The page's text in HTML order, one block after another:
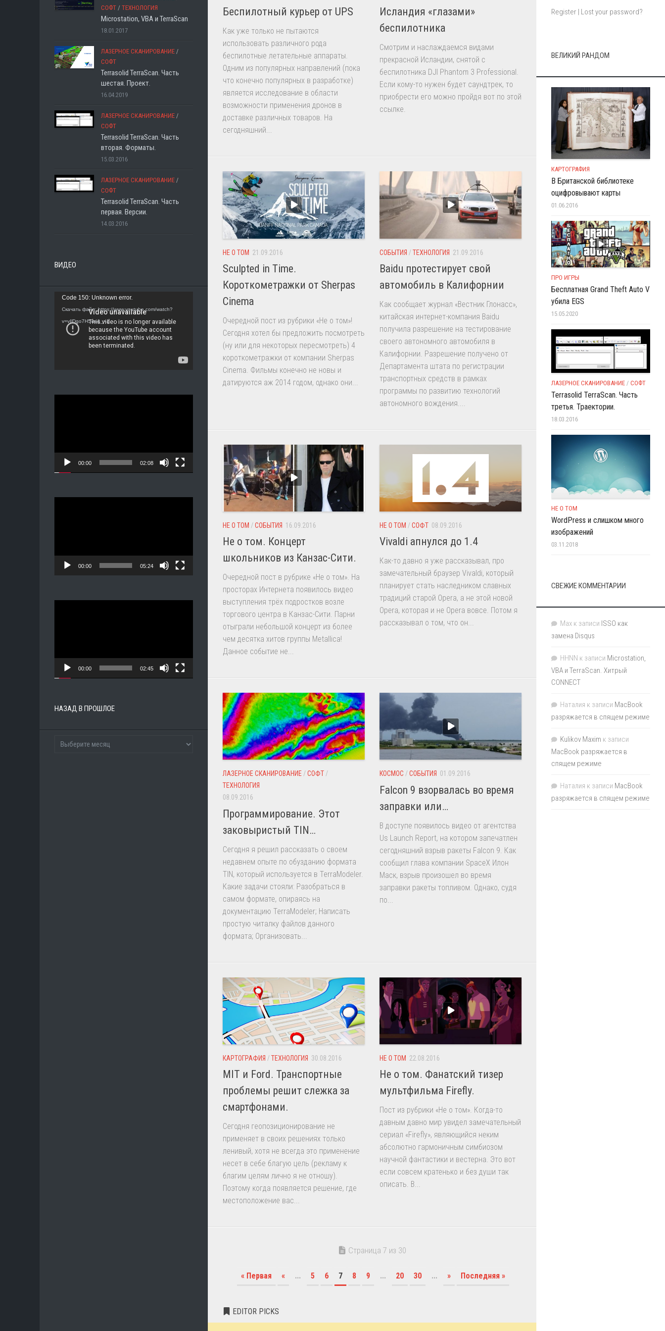
Беспилотный курьер от UPS
Как уже только не пытаются
использовать различного рода
беспилотные летательные аппараты.
Одним из популярных направлений (пока
что конечно популярных в разработке)
является исследование в области
возможности применения дронов в
доставке различных товаров. На
сегодняшний...
Исландия «глазами»
беспилотника
Смотрим и наслаждаемся видами
прекрасной Исландии, снятой с
беспилотника DJI Phantom 3 Professional.
Если кому-то нужен будет саундтрек, то
приобрести его можно пройдя вот по этой
ссылке.
НЕ О ТОМ 21.09.2016
Sculpted in Time.
Короткометражки от Sherpas
Cinema
Очередной пост из рубрики «Не о том»!
Сегодня хотел бы предложить посмотреть
(ну или для некоторых пересмотреть) 4
короткометражки от компании Sherpas
Cinema. Фильмы конечно не новы и
датируются аж 2014 годом, однако они...
СОБЫТИЯ /ТЕХНОЛОГИЯ 21.09.2016
Baidu протестирует свой
автомобиль в Калифорнии
Как сообщает журнал «Вестник Глонасс»,
китайская интернет-компания Baidu
получила разрешение на тестирование
своего автономного автомобиля в
Калифорнии. Разрешение получено от
Департамента штата по регистрации
транспортных средств в рамках
программы по развитию технологий
автономного вождения....
НЕ О ТОМ /СОБЫТИЯ 16.09.2016
Не о том. Концерт
школьников из Канзас-Сити.
Очередной пост в рубрике «Не о том». На
просторах Интернета появилось видео
выступления трёх подростков возле
торгового центра в Канзас-Сити. Парни
отыграли небольшой концерт из более
чем десятка хитов группы Metallica!
Данное событие не...
НЕ О ТОМ /СОФТ 08.09.2016
Vivaldi апнулся до 1.4
Как-то давно я уже рассказывал, про
замечательный браузер Vivaldi, который
планирует стать наследником славных
традиций старой Opera, а не этой новой
Opera, которая и не Opera вовсе. Потом я
рассказывал о том, что он...
ЛАЗЕРНОЕ СКАНИРОВАНИЕ /СОФТ/
ТЕХНОЛОГИЯ
08.09.2016
Программирование. Этот
заковыристый TIN…
Сегодня я решил рассказать о своем
недавнем опыте по обузданию формата
TIN, который используется в TerraModeler.
Какие задачи стояли: Разобраться в
самом формате, опираясь на
документацию TerraModeler; Написать
простую читалку файлов данного
формата; Организовать...
КОСМОС /СОБЫТИЯ 01.09.2016
Falcon 9 взорвалась во время
заправки или…
В доступе появилось видео от агентства
Us Launch Report, на котором запечатлен
сегодняшний взрыв ракеты Falcon 9. Как
сообщил глава компании SpaceX Илон
Маск, взрыв произошел во время
заправки ракеты топливом. Однако, судя
по...
КАРТОГРАФИЯ /ТЕХНОЛОГИЯ 30.08.2016
MIT и Ford. Транспортные
проблемы решит слежка за
смартфонами.
Сегодня геопозиционирование не
применяет в своих решениях только
ленивый, хотя не всегда это применение
несет в себе благую цель (рекламу к
благим целям лично я не отношу).
Поэтому когда появляется решение, где
местоположение вас...
НЕ О ТОМ 22.08.2016
Не о том. Фанатский тизер
мультфильма Firefly.
Пост из рубрики «Не о том». Когда-то
давным давно мир увидел замечательный
сериал «Firefly», являющийся неким
абсолютно гармоничным симбиозом
научной фантастики и вестерна. Это вот
если совсем кратенько и без души так
описать. В...
Страница 7 из 30
« Первая « ... 5 6 7 8 9 ... 20 30 ... » Последняя »
EDITOR PICKS
СОФТ / ТЕХНОЛОГИЯ
Microstation, VBA и TerraScan
18.01.2017
ЛАЗЕРНОЕ СКАНИРОВАНИЕ /
СОФТ
Terrasolid TerraScan. Часть
шестая. Проект.
16.04.2019
ЛАЗЕРНОЕ СКАНИРОВАНИЕ /
СОФТ
Terrasolid TerraScan. Часть
вторая. Форматы.
15.03.2016
ЛАЗЕРНОЕ СКАНИРОВАНИЕ /
СОФТ
Terrasolid TerraScan. Часть
первая. Версии.
14.03.2016
ВИДЕО
Видеоплеер
Code 150: Unknown error.
Скачать файл: https://www.youtube.com/watch?
v=vIlDgo7H5ws&_=1
00:00 02:08
00:00 05:24
00:00 02:45
НАЗАД В ПРОШЛОЕ
Register | Lost your password?
ВЕЛИКИЙ РАНДОМ
КАРТОГРАФИЯ
В Британской библиотеке
оцифровывают карты
01.06.2016
ПРО ИГРЫ
Бесплатная Grand Theft Auto V
убила EGS
15.05.2020
ЛАЗЕРНОЕ СКАНИРОВАНИЕ / СОФТ
Terrasolid TerraScan. Часть
третья. Траектории.
18.03.2016
НЕ О ТОМ
WordPress и слишком много
изображений
03.11.2018
СВЕЖИЕ КОММЕНТАРИИ
Max к записи ISSO как
замена Disqus
HHNN к записи Microstation,
VBA и TerraScan. Хитрый
CONNECT
Наталия к записи MacBook
разряжается в спящем режиме
Kulikov Maxim к записи
MacBook разряжается в
спящем режиме
Наталия к записи MacBook
разряжается в спящем режиме